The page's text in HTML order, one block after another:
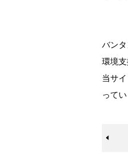
バン
環境支
当サ
ってい